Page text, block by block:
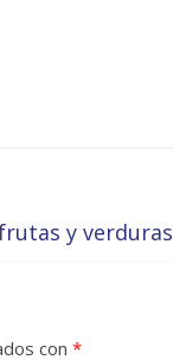
y verduras
con *